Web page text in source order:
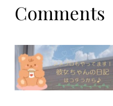
Comments